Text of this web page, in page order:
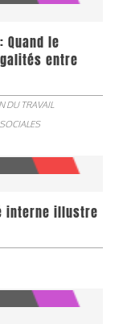
le
entre
DU TRAVAIL
interne illustre